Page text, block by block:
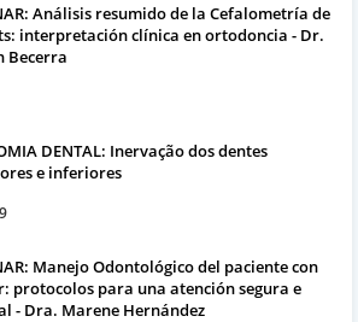
Análisis resumido de la Cefalometría de
interpretación clínica en ortodoncia - Dr.
Becerra
DENTAL: Inervação dos dentes
e inferiores
Manejo Odontológico del paciente con
protocolos para una atención segura e
- Dra. Marene Hernández